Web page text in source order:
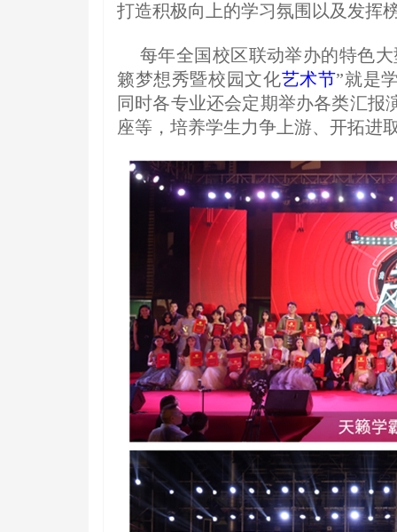
打造积极向上的学习氛围以及发挥
每年全国校区联动举办的特色
籁梦想秀暨校园文化艺术节”就是
同时各专业还会定期举办各类汇报
座等，培养学生力争上游、开拓进